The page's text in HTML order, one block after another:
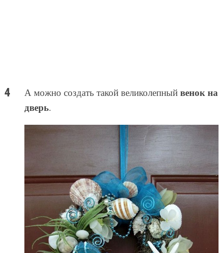
А можно создать такой великолепный венок на
дверь.